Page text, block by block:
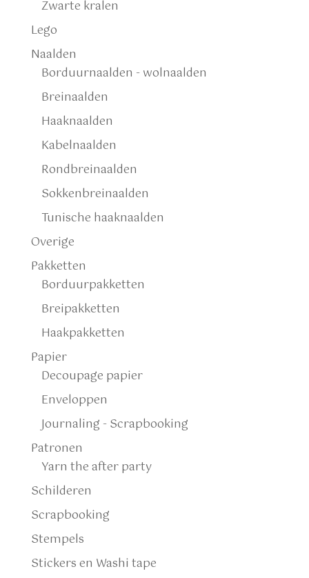
Zwarte kralen
Lego
Naalden
Borduurnaalden - wolnaalden
Breinaalden
Haaknaalden
Kabelnaalden
Rondbreinaalden
Sokkenbreinaalden
Tunische haaknaalden
Overige
Pakketten
Borduurpakketten
Breipakketten
Haakpakketten
Papier
Decoupage papier
Enveloppen
Journaling - Scrapbooking
Patronen
Yarn the after party
Schilderen
Scrapbooking
Stempels
Stickers en Washi tape